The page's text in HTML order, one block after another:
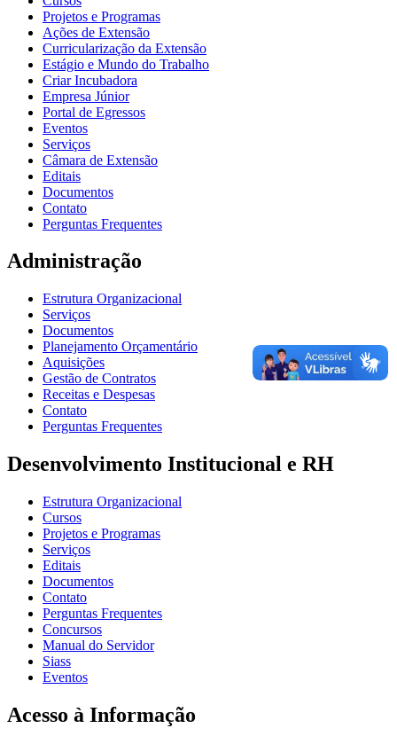
Projetos e Programas
Ações de Extensão
Curricularização da Extensão
Estágio e Mundo do Trabalho
Criar Incubadora
Empresa Júnior
Portal de Egressos
Eventos
Serviços
Câmara de Extensão
Editais
Documentos
Contato
Perguntas Frequentes
Administração
Estrutura Organizacional
Serviços
Documentos
Planejamento Orçamentário
Aquisições
Gestão de Contratos
Receitas e Despesas
Contato
Perguntas Frequentes
Desenvolvimento Institucional e RH
Estrutura Organizacional
Cursos
Projetos e Programas
Serviços
Editais
Documentos
Contato
Perguntas Frequentes
Concursos
Manual do Servidor
Siass
Eventos
Acesso à Informação